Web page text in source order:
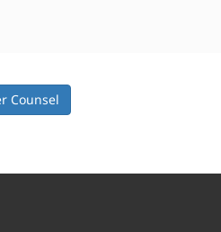
Counsel